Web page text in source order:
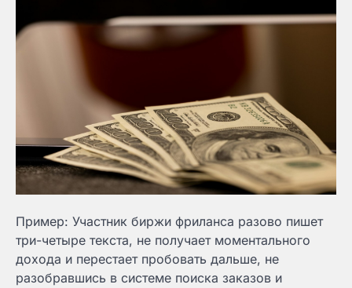
Пример: Участник биржи фриланса разово пишет
три-четыре текста, не получает моментального
дохода и перестает пробовать дальше, не
разобравшись в системе поиска заказов и